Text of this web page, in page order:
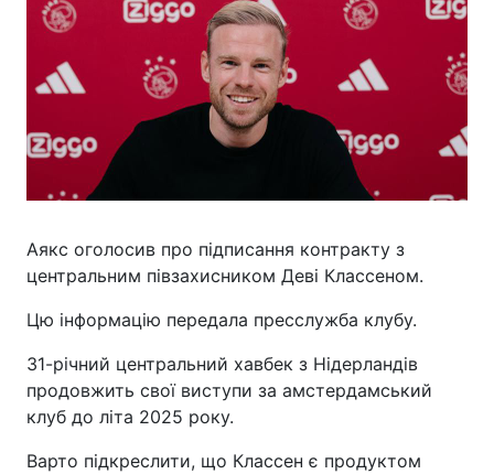
Аякс оголосив про підписання контракту з
центральним півзахисником Деві Классеном.
Цю інформацію передала пресслужба клубу.
31-річний центральний хавбек з Нідерландів
продовжить свої виступи за амстердамський
клуб до літа 2025 року.
Варто підкреслити, що Классен є продуктом